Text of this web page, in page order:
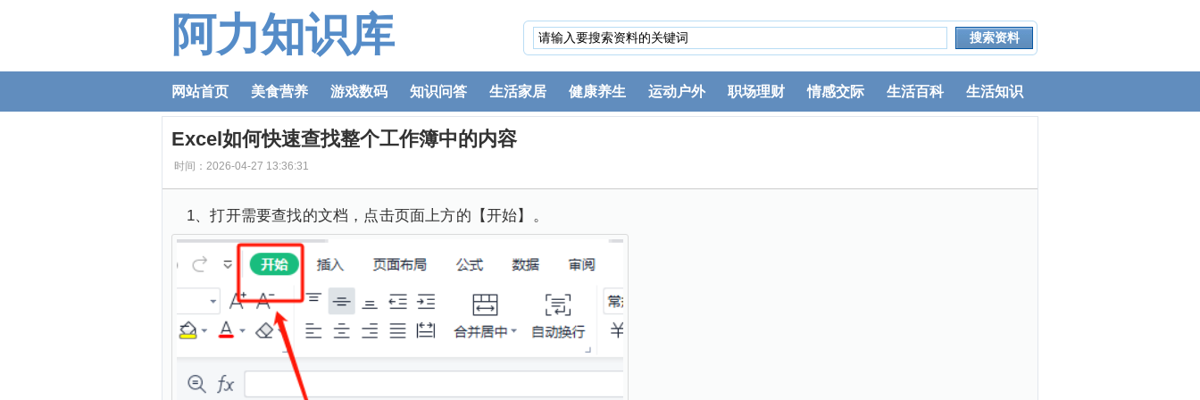
阿力知识库
网站首页 美食营养 游戏数码 知识问答 生活家居 健康养生 运动户外 职场理财 情感交际 生活百科 生活知识
Excel如何快速查找整个工作簿中的内容
时间：2026-04-27 13:36:31
1、打开需要查找的文档，点击页面上方的【开始】。